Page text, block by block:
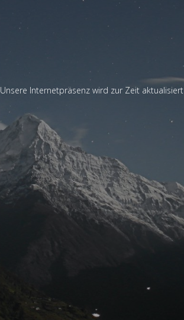
Unsere Internetpräsenz wird zur Zeit aktualisiert